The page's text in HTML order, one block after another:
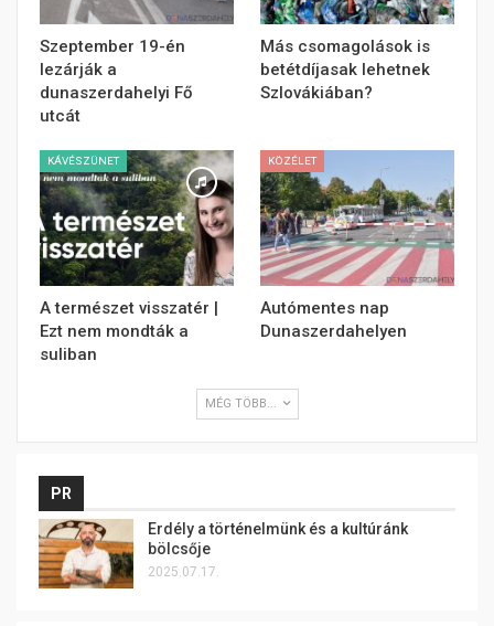
Szeptember 19-én
lezárják a
dunaszerdahelyi Fő
utcát
Más csomagolások is
betétdíjasak lehetnek
Szlovákiában?
KÁVÉSZÜNET
A természet visszatér |
Ezt nem mondták a
suliban
KÖZÉLET
Autómentes nap
Dunaszerdahelyen
MÉG TÖBB...
PR
Erdély a történelmünk és a kultúránk
bölcsője
2025.07.17.